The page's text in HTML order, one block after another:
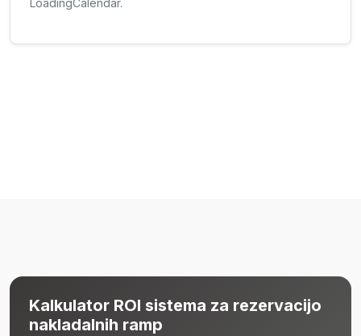
LoadingCalendar.
Kalkulator ROI sistema za rezervacijo
nakladalnih ramp